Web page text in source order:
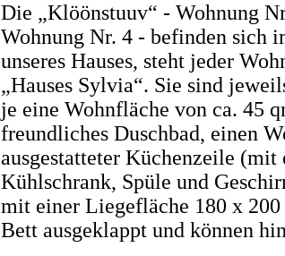
Die „Klöönstuuv“ - Wohnung
Wohnung Nr. 4 - befinden sich
unseres Hauses, steht jeder
„Hauses Sylvia“. Sie sind
je eine Wohnfläche von ca. 45
freundliches Duschbad, einen
ausgestatteter Küchenzeile
Kühlschrank, Spüle und
mit einer Liegefläche 180 x
Bett ausgeklappt und können